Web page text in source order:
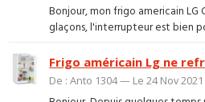
Bonjour, mon frigo americain LG
glaçons, l'interrupteur est bien
Frigo américain Lg ne
De : Anto 1304 — Le 24 Nov